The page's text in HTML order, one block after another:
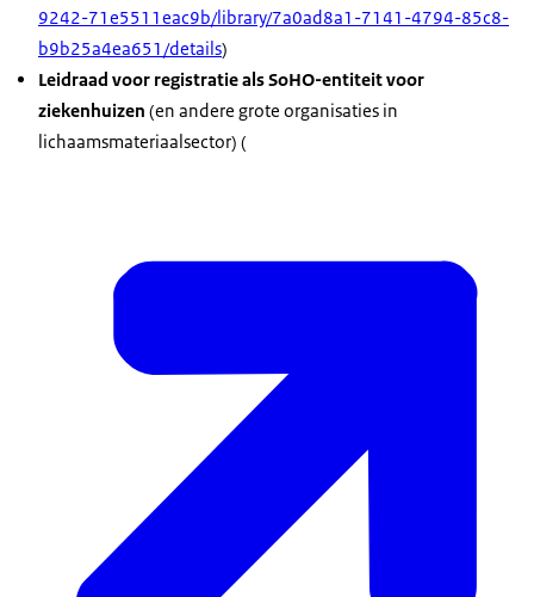
9242-71e5511eac9b/library/7a0ad8a1-7141-4794-85c8-
b9b25a4ea651/details)
Leidraad voor registratie als SoHO-entiteit voor
ziekenhuizen (en andere grote organisaties in
lichaamsmateriaalsector) (